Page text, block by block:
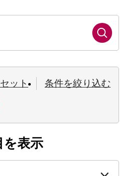
ット 条件を絞り込む
を表示